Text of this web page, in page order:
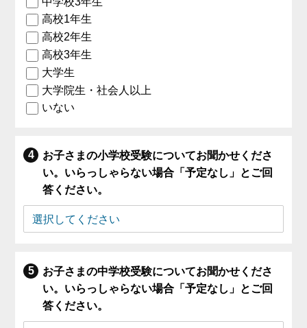
高校1年生
高校2年生
高校3年生
大学生
大学院生・社会人以上
いない
お子さまの小学校受験についてお聞かせくださ
い。いらっしゃらない場合「予定なし」とご回
答ください。
お子さまの中学校受験についてお聞かせくださ
い。いらっしゃらない場合「予定なし」とご回
答ください。